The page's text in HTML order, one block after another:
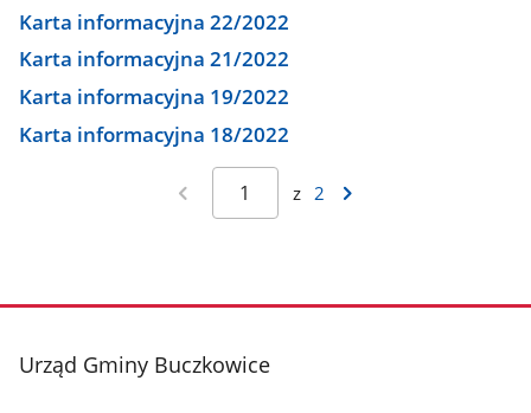
Karta informacyjna 22/2022
Karta informacyjna 21/2022
Karta informacyjna 19/2022
Karta informacyjna 18/2022
z 2
stopka
Urząd Gminy Buczkowice